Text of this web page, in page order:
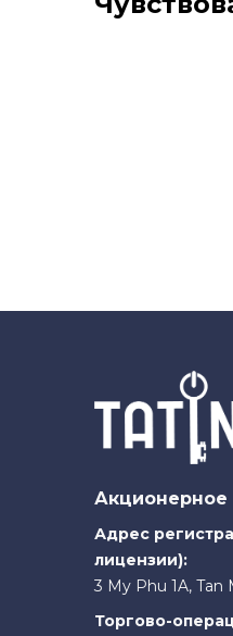
Акционерное
Адрес
лицензии):
3 My Phu 1A,
Торгово-